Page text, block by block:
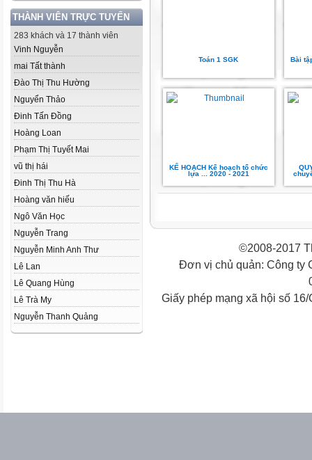
THÀNH VIÊN TRỰC TUYẾN
283 khách và 17 thành viên
Vinh Nguyễn
mai Tất thành
Đào Thị Thu Hường
Nguyển Thảo
Đinh Tấn Đồng
Hoàng Loan
Phạm Thị Tuyết Mai
vũ thị hái
Đinh Thị Thu Hà
Hoàng văn hiếu
Ngô Văn Học
Nguyễn Trang
Nguyễn Minh Anh Thư
Lê Lan
Lê Quang Hùng
Lê Trà My
Nguyễn Thanh Quảng
Toán 1 SGK Bài
KẾ HOẠCH Kế hoạch tổ chức
lựa ... 2020 - 2021
©2008-2017
Đơn vị chủ quản: Công ty
Giấy phép mạng xã hội số